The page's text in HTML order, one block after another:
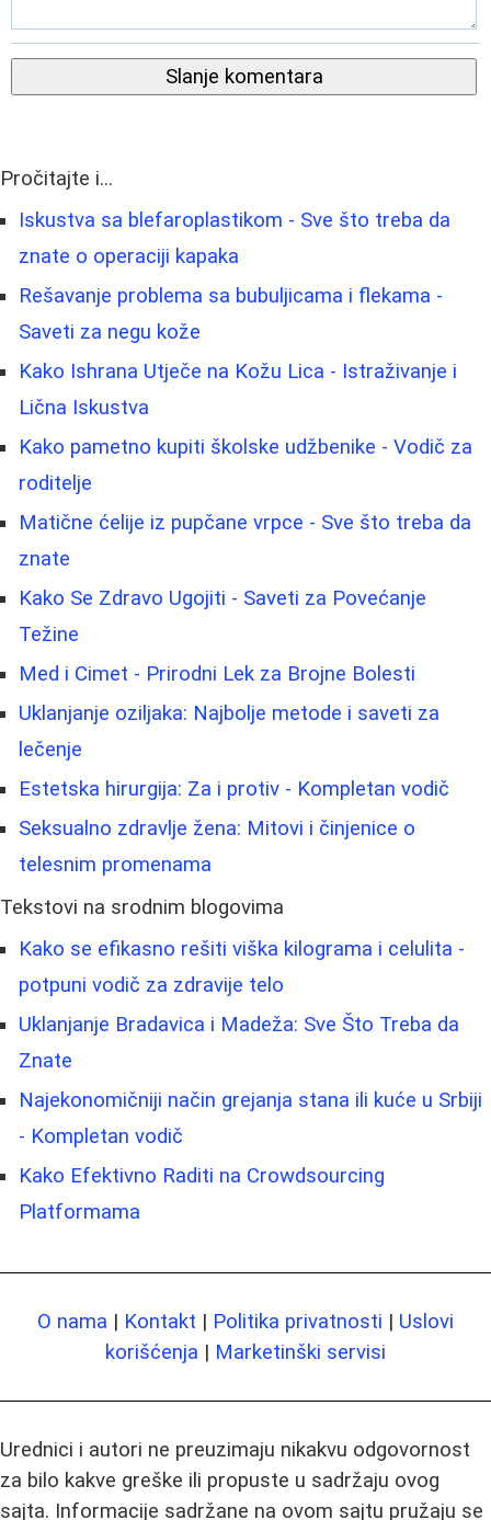
Slanje komentara
Pročitajte i...
Iskustva sa blefaroplastikom - Sve što treba da
znate o operaciji kapaka
Rešavanje problema sa bubuljicama i flekama -
Saveti za negu kože
Kako Ishrana Utječe na Kožu Lica - Istraživanje i
Lična Iskustva
Kako pametno kupiti školske udžbenike - Vodič za
roditelje
Matične ćelije iz pupčane vrpce - Sve što treba da
znate
Kako Se Zdravo Ugojiti - Saveti za Povećanje
Težine
Med i Cimet - Prirodni Lek za Brojne Bolesti
Uklanjanje oziljaka: Najbolje metode i saveti za
lečenje
Estetska hirurgija: Za i protiv - Kompletan vodič
Seksualno zdravlje žena: Mitovi i činjenice o
telesnim promenama
Tekstovi na srodnim blogovima
Kako se efikasno rešiti viška kilograma i celulita -
potpuni vodič za zdravije telo
Uklanjanje Bradavica i Madeža: Sve Što Treba da
Znate
Najekonomičniji način grejanja stana ili kuće u Srbiji
- Kompletan vodič
Kako Efektivno Raditi na Crowdsourcing
Platformama
O nama | Kontakt | Politika privatnosti | Uslovi
korišćenja | Marketinški servisi
Urednici i autori ne preuzimaju nikakvu odgovornost
za bilo kakve greške ili propuste u sadržaju ovog
sajta. Informacije sadržane na ovom sajtu pružaju se